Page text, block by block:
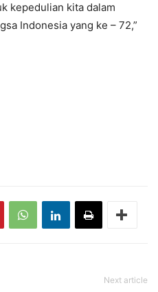
kepedulian kita dalam
Indonesia yang ke – 72,”
Next article